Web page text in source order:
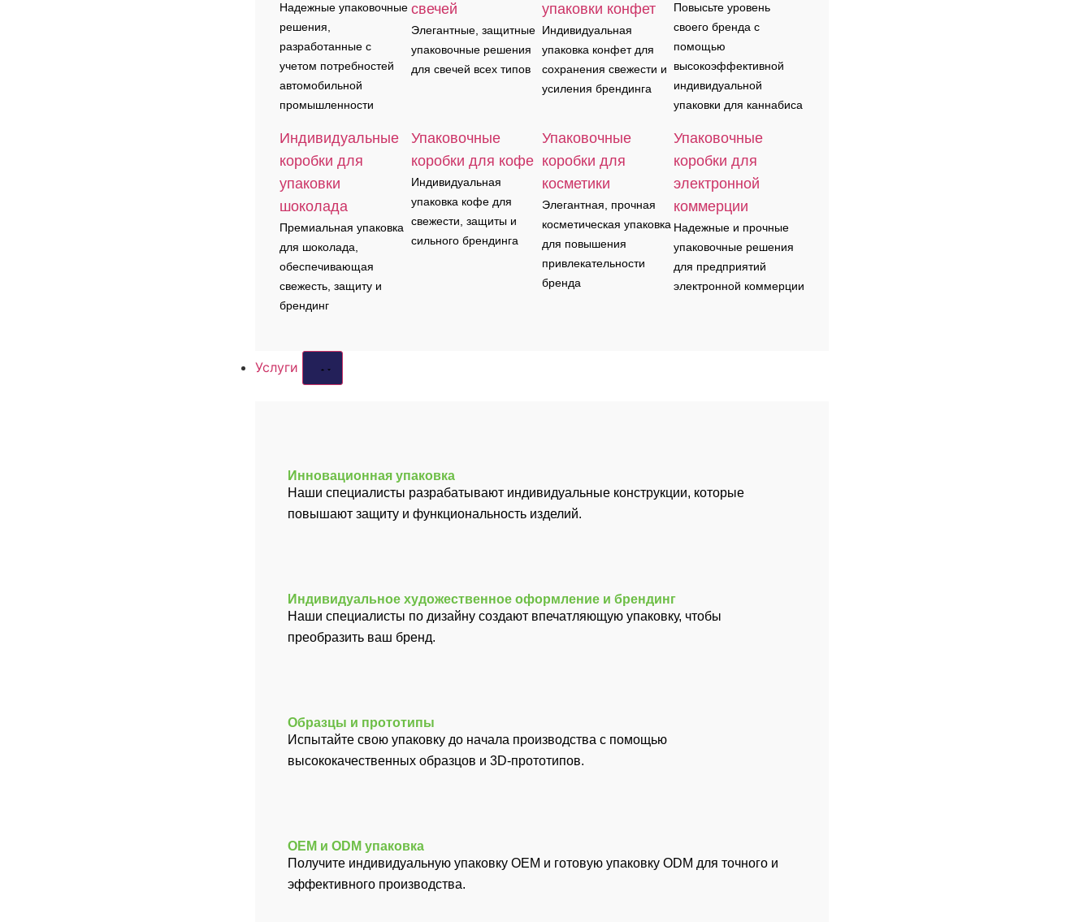
Надежные упаковочные
решения,
разработанные с
учетом потребностей
автомобильной
промышленности
свечей
Элегантные, защитные
упаковочные решения
для свечей всех типов
упаковки конфет
Индивидуальная
упаковка конфет для
сохранения свежести и
усиления брендинга
Повысьте уровень
своего бренда с
помощью
высокоэффективной
индивидуальной
упаковки для каннабиса
Индивидуальные
коробки для
упаковки
шоколада
Премиальная упаковка
для шоколада,
обеспечивающая
свежесть, защиту и
брендинг
Упаковочные
коробки для кофе
Индивидуальная
упаковка кофе для
свежести, защиты и
сильного брендинга
Упаковочные
коробки для
косметики
Элегантная, прочная
косметическая упаковка
для повышения
привлекательности
бренда
Упаковочные
коробки для
электронной
коммерции
Надежные и прочные
упаковочные решения
для предприятий
электронной коммерции
Услуги
Инновационная упаковка
Наши специалисты разрабатывают индивидуальные конструкции, которые
повышают защиту и функциональность изделий.
Индивидуальное художественное оформление и брендинг
Наши специалисты по дизайну создают впечатляющую упаковку, чтобы
преобразить ваш бренд.
Образцы и прототипы
Испытайте свою упаковку до начала производства с помощью
высококачественных образцов и 3D-прототипов.
OEM и ODM упаковка
Получите индивидуальную упаковку OEM и готовую упаковку ODM для точного и
эффективного производства.